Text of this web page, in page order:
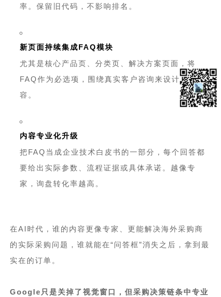
率。保留旧代码，不影响排名。
新页面持续集成FAQ模块
尤其是核心产品页、分类页、解决方案页面，将
FAQ作为必选项，围绕真实客户咨询来设计问答内
容。
内容专业化升级
把FAQ当成企业技术白皮书 的一部分，每个回答都
要给出实际参数、流程证据或具体承诺。越像专
家， 询盘转化率越高。
在AI时代，谁的内容更像专家、更能解决海外采购商
的实际采购问题，谁就能在“问答框”消失之后，拿到最
实在的订单。
Google只是关掉了视觉窗口，但采购决策链条中专业